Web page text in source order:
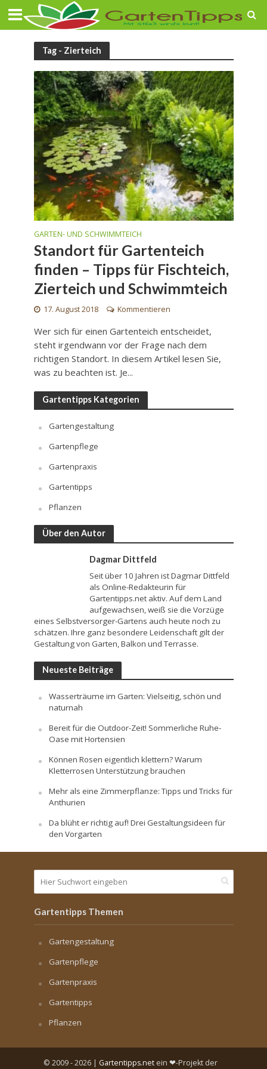
Tag - Zierteich
GARTEN- UND SCHWIMMTEICH
Standort für Gartenteich
finden – Tipps für Fischteich,
Zierteich und Schwimmteich
17. August 2018 Kommentieren
Wer sich für einen Gartenteich entscheidet,
steht irgendwann vor der Frage nach dem
richtigen Standort. In diesem Artikel lesen Sie,
was zu beachten ist. Je...
Gartentipps Kategorien
Gartengestaltung
Gartenpflege
Gartenpraxis
Gartentipps
Pflanzen
Über den Autor
Dagmar Dittfeld
Seit über 10 Jahren ist Dagmar Dittfeld
als Online-Redakteurin für
Gartentipps.net aktiv. Auf dem Land
aufgewachsen, weiß sie die Vorzüge
eines Selbstversorger-Gartens auch heute noch zu
schätzen. Ihre ganz besondere Leidenschaft gilt der
Gestaltung von Garten, Balkon und Terrasse.
Neueste Beiträge
Wasserträume im Garten: Vielseitig, schön und
naturnah
Bereit für die Outdoor-Zeit! Sommerliche Ruhe-
Oase mit Hortensien
Können Rosen eigentlich klettern? Warum
Kletterrosen Unterstützung brauchen
Mehr als eine Zimmerpflanze: Tipps und Tricks für
Anthurien
Da blüht er richtig auf! Drei Gestaltungsideen für
den Vorgarten
Gartentipps Themen
Gartengestaltung
Gartenpflege
Gartenpraxis
Gartentipps
Pflanzen
© 2009 - 2026 | Gartentipps.net ein ❤-Projekt der